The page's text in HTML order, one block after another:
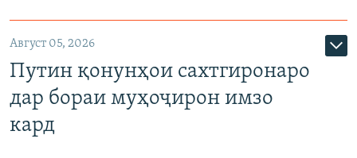
Август 05, 2026
Путин қонунҳои сахтгиронаро
дар бораи муҳоҷирон имзо
кард